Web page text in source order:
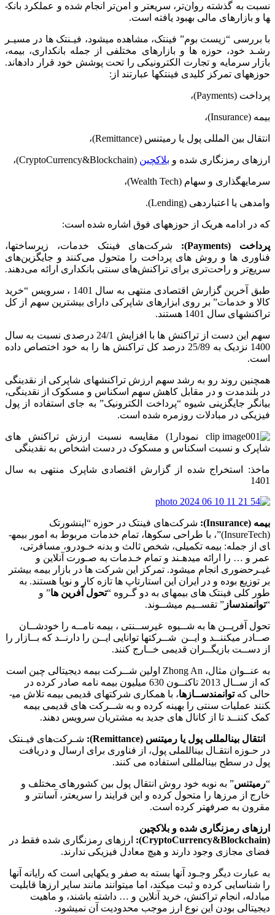
نسبت به گذشته روان­‌تر، سریع­تر و امن‌تر انجام شده و عملکرد بانک­
ها و بازارهای مالی بهبود یافته است.
با بررسی “زیست بوم” فین­تک، مشاهده می­شود، فیـن­تک­ ها در مسیـر
رشـد خود، حوزه ­ها و بازارهای مختلفی از جمله بانکداری، بیمه،
بازار سرمایه و تجارت الکترونیکی را تحت پوشش خود قرار داده­اند.
حوزه­های تمرکز کلیدی فین­تک­ها عبارتند از:
پرداخت (Payments)،
بیمه (Insurance)،
انتقال بین ­المللی پول یا رمیتنس (Remittance)،
ارزهای رمزنگاری شده و بلاک­چین (CryptoCurrency&Blockchain)،
سرمایه­گذاری و سهام (Wealth Tech)،
وام­دهی یا اعتباردهی (Lending).
که در ادامه هریک از حوزه­های فوق اشاره شده است:
پرداخت (Payments
): شرکت‌های فین­تک خدمات، زیرساخت­ها،
فناوری ­ها و روش­ های پرداخت را متحول می‌کنند و جایگزین‌های
سریع‌تر و راحت‌تری برای تراکنش‌های سنتی بانکداری ارائه می‌دهند.
طبق آخرین گزارش اقتصادی منتهی به سال 1401 ، سرویس “خرید
کالا و خدمات” بر روی ابزارهای شاپرکی دارای بیشترین سهم از کل
تراکنش­های سال 1401 هستند.
سهم این دست از تراکنش­ ها با افزایش 24/1 درصدی نسبت به سال
1400 نزدیک به 25/89 درصد کل تراکنش ­ها را به خود اختصاص داده
است.
همچنین روند رو به رشد سهم ارزش تراکنش­های شاپرکی از نقدینگی
در بلندمدت و در مقابل کاهش سهم اسکناس و مسکوک از نقدینگی،
بیانگر جایگزینی شیوه “پرداخت الکترونیک” به جای استفاده از پول
فیزیکی در مبادلات روزمره شده است.
نمودار1) مقایسه نسبت ارزش تراکنش­ های
شاپرک و نسبت اسکناس و مسکوک در دست اشخاص به نقدینگی
ماخذ: استخراج شده از گزارش اقتصادی شاپرک منتهی به سال
1401
بیمه (Insurance
): شرکت‌های فین­تک در حوزه “اینشورتک
(InsureTech)”، با طراحی سکوها، تمام خدمات مربوط به امور بیمه­
ای از جمله: بیمه تکمیلی، شخص ثالث و بدنه خـودرو، مسافرتی،
عمر و … را ارائه می­دهـند و تمام خـدمات به صـورت آنلاین و
غیـرحضوری انجام می­شود. تمرکز این شرکت­ ها در بازار بیمه بیشتر
بر توزیع بوده و در ایران این استارتاپ­ ها تازه ­کار و نوپا هستند. به
طور کلی فین­تک­ های بیمه­ای به دو گـروه “تحول ­آفرین­ ها” و
“توانمندساز ” تقســیم می­شــوند.
تحول آفریــن ها به شــیوه غیرســنتی ، بیمه نامــه را خودشــان
صــادر می­کننــد و ایــن شــرکت­ها توانایی ایــن را دارنــد که بــازار را
از دســت بازیگــران قدیمی خــارج کنند.
به عنــوان مثال، Zhong An اولین شــرکت بیمه دیجیتالی چین است
که از ســال 2013 تاکنــون 630 میلیون بیمه نامه صادر کرده در
حالی کهتوانمندســازها، با همکاری شرکت­های قدیمی بیمه تلاش می­
کنند عملیات سنتی را بهینه کرده و به شــرکت های قدیمی بیمه
کمک کننــد تا از کانال های جدید به مشتریان سرویس دهند.
انتقال بین­المللی پول یا رمیتنس (Remittance
): شـرکت‌های فیـن­تک
در حـوزه انتقـال بین­اللملی پول، از فناوری برای ارسال و دریافت
پول در سطح بین­المللی استفاده می کنند.
“رمیتنس” به نوبه خود روش انتقال پول بین کشورهای مختلف و
خارج از مرزها را متحول کرده و این فرایند را سریعتر، آسان­تر و
مقرون به صرفه­تر کرده است.
ارزهای رمزنگاری شده و بلاک­چین
(
CryptoCurrency&Blockchain
): ارزهای رمزنگاری شده فقط در
فضای مجازی وجود دارند و هیچ معادل فیزیکی ندارند.
به عبارت دیگر وجـود آن­ها بسته به صفر و یک­هایی است که رایانه آن­ها
را شناسایی کرده و ثبت می­کند، اما می­توانند مانند سایر ارزها قابلیت
مبادله، انجام تراکنش، خرید آنلاین و … داشته باشند، و ماهیت
دیجیتالی بودن این نوع ارز موجب محدودیت آن نمی­شود.